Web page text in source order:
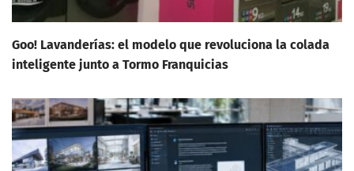
Goo! Lavanderías: el modelo que revoluciona la colada
inteligente junto a Tormo Franquicias